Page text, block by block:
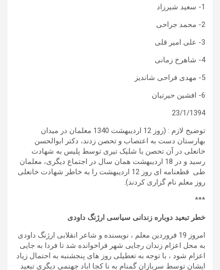
1- سعید شیرزاد
2- محمد جراحی
3- علی امیر قلی
4- شاهرخ زمانی
5- مهدی فراحی شاندیز
6- افشین حیرتیان
23/1/1394
توضیح لازم : (روز 12 اردیبهشت 1340 معلمان در میدان
بهارستان دست به اعتصاب و تحصن زدند، دکتر ابوالحسن
خانعلی در آن تحصن با شلیک تیری توسط پلیس به شهادت
رسید و در 18 اردیبهشت همان سال در اجتماع دیگری، معلمان
طی قطعنامه ای روز 12 اردیبهشت را به خاطر شهادت خانعلی
روز معلم نام گزاری کردند).
***
خطر تبعید دوباره زندانی سیاسی ارژنگ داودی
امروز 19 فروردین معلم ، نویسنده و شاعر انقلابی ارژنگ داودی
به محل اعزام زندان رجایی شهر فراخوانده شد تا فردا به جایی
اعزام شود ، با توجه به تعطیلی روز های پنجشنبه به احتمال زیاد
ایشان توسط سربازان گمنام به نا کجا اباد جهنمی دیگری تبعید